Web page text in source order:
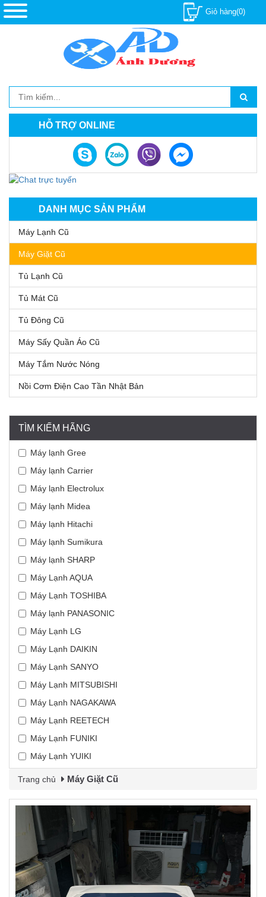
Giỏ hàng(0)
HỖ TRỢ ONLINE
DANH MỤC SẢN PHẨM
Máy Lạnh Cũ
Máy Giặt Cũ
Tủ Lạnh Cũ
Tủ Mát Cũ
Tủ Đông Cũ
Máy Sấy Quần Áo Cũ
Máy Tắm Nước Nóng
Nồi Cơm Điện Cao Tần Nhật Bản
TÌM KIẾM HÃNG
Máy lạnh Gree
Máy lạnh Carrier
Máy lạnh Electrolux
Máy lạnh Midea
Máy lạnh Hitachi
Máy lạnh Sumikura
Máy lạnh SHARP
Máy Lạnh AQUA
Máy Lạnh TOSHIBA
Máy lạnh PANASONIC
Máy Lạnh LG
Máy Lạnh DAIKIN
Máy Lạnh SANYO
Máy Lạnh MITSUBISHI
Máy Lạnh NAGAKAWA
Máy Lạnh REETECH
Máy Lạnh FUNIKI
Máy Lạnh YUIKI
Trang chủ Máy Giặt Cũ